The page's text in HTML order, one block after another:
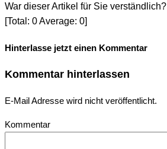
War dieser Artikel für Sie verständlich?
[Total: 0Average: 0]
Hinterlasse jetzt einen Kommentar
Kommentar hinterlassen
E-Mail Adresse wird nicht veröffentlicht.
Kommentar